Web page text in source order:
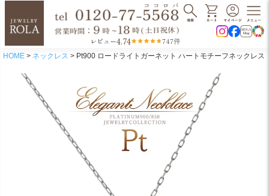
レビュー4.74 747件
HOME ネックレス Pt900 ロードライトガーネット ハートモチーフネックレス